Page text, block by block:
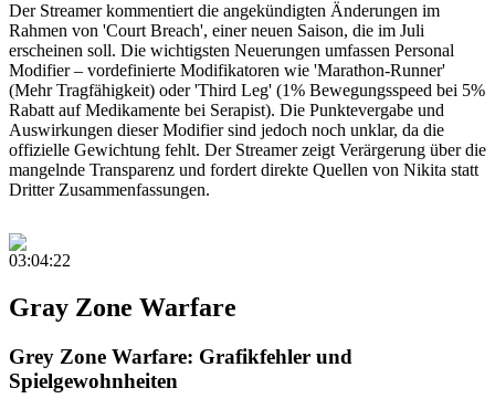
Der Streamer kommentiert die angekündigten Änderungen im
Rahmen von 'Court Breach', einer neuen Saison, die im Juli
erscheinen soll. Die wichtigsten Neuerungen umfassen Personal
Modifier – vordefinierte Modifikatoren wie 'Marathon-Runner'
(Mehr Tragfähigkeit) oder 'Third Leg' (1% Bewegungsspeed bei 5%
Rabatt auf Medikamente bei Serapist). Die Punktevergabe und
Auswirkungen dieser Modifier sind jedoch noch unklar, da die
offizielle Gewichtung fehlt. Der Streamer zeigt Verärgerung über die
mangelnde Transparenz und fordert direkte Quellen von Nikita statt
Dritter Zusammenfassungen.
03:04:22
Gray Zone Warfare
Grey Zone Warfare: Grafikfehler und
Spielgewohnheiten